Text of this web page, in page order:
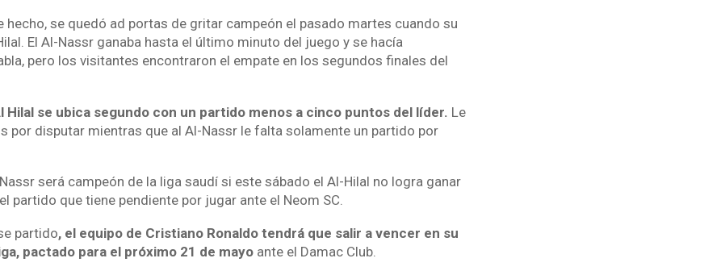
hecho, se quedó ad portas de gritar campeón el pasado martes cuando su
El Al-Nassr ganaba hasta el último minuto del juego y se hacía
pero los visitantes encontraron el empate en los segundos finales del
Hilal se ubica segundo con un partido menos a cinco puntos del líder. Le
por disputar mientras que al Al-Nassr le falta solamente un partido por
será campeón de la liga saudí si este sábado el Al-Hilal no logra ganar
partido que tiene pendiente por jugar ante el Neom SC.
partido, el equipo de Cristiano Ronaldo tendrá que salir a vencer en su
pactado para el próximo 21 de mayoante el Damac Club.